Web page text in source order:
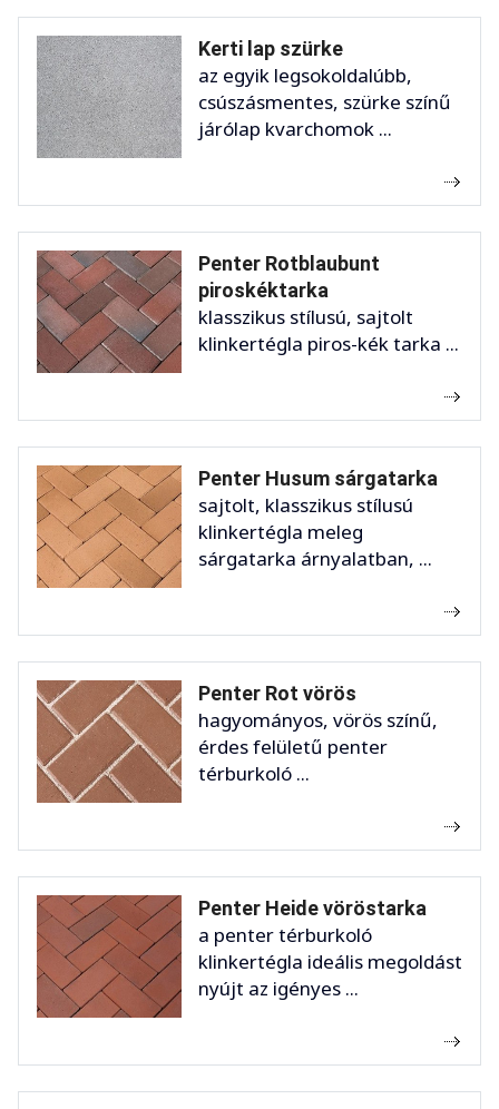
Kerti lap szürke
az egyik legsokoldalúbb,
csúszásmentes, szürke színű
járólap kvarchomok ...
Penter Rotblaubunt
piroskéktarka
klasszikus stílusú, sajtolt
klinkertégla piros-kék tarka ...
Penter Husum sárgatarka
sajtolt, klasszikus stílusú
klinkertégla meleg
sárgatarka árnyalatban, ...
Penter Rot vörös
hagyományos, vörös színű,
érdes felületű penter
térburkoló ...
Penter Heide vöröstarka
a penter térburkoló
klinkertégla ideális megoldást
nyújt az igényes ...